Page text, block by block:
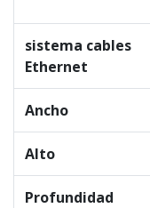
sistema cables
Ethernet
Ancho
Alto
Profundidad